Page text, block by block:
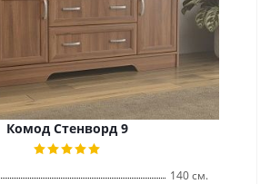
Комод Стенворд 9
140 см.